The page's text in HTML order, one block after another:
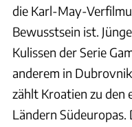
die Karl-May-
Bewusstsein ist.
Kulissen der Serie
anderem in
zählt Kroatien zu den
Ländern